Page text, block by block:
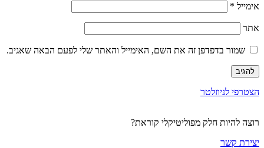
אימייל *
אתר
שמור בדפדפן זה את השם, האימייל והאתר שלי לפעם הבאה שאגיב.
הצטרפי לניוזלטר
רוצה להיות חלק מפוליטיקלי קוראת?
יצירת קשר